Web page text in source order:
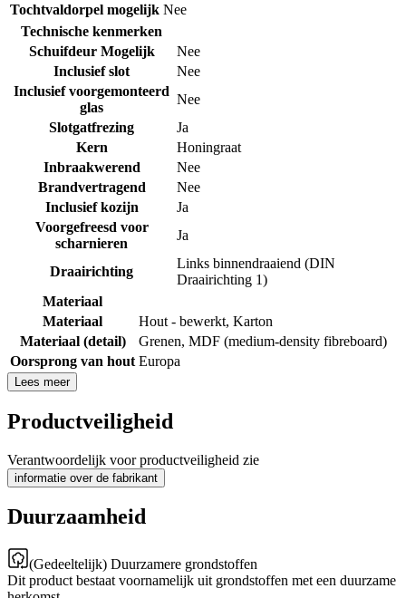
Tochtvaldorpel mogelijk Nee
Technische kenmerken
Schuifdeur Mogelijk
Nee
Inclusief slot
Nee
Inclusief voorgemonteerd
glas
Nee
Slotgatfrezing
Ja
Kern
Honingraat
Inbraakwerend
Nee
Brandvertragend
Nee
Inclusief kozijn
Ja
Voorgefreesd voor
scharnieren
Ja
Draairichting
Links binnendraaiend (DIN
Draairichting 1)
Materiaal
Materiaal
Hout - bewerkt, Karton
Materiaal (detail)
Grenen, MDF (medium-density fibreboard)
Oorsprong van hout Europa
Lees meer
Productveiligheid
Verantwoordelijk voor productveiligheid zie
informatie over de fabrikant
Duurzaamheid
(Gedeeltelijk) Duurzamere grondstoffen
Dit product bestaat voornamelijk uit grondstoffen met een duurzame